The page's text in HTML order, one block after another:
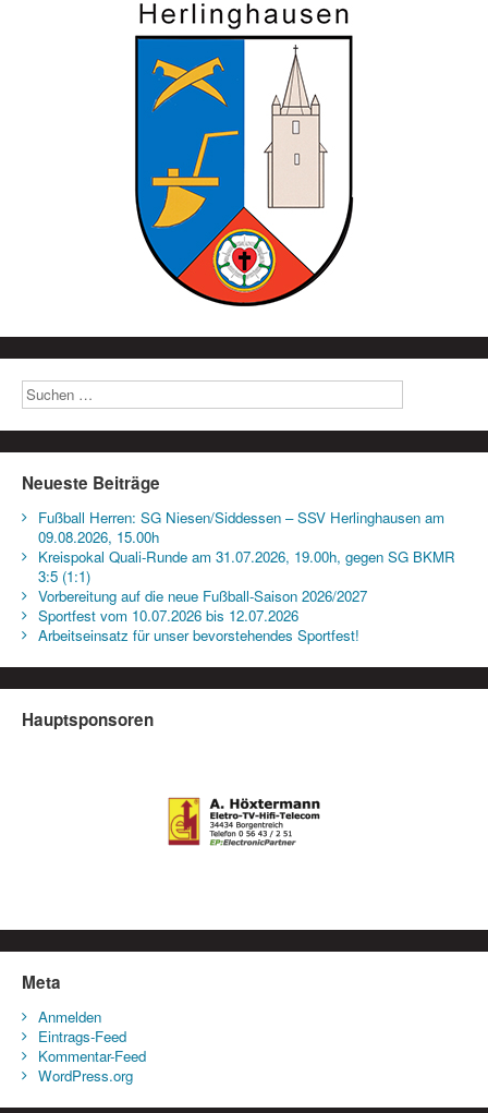
Neueste Beiträge
Fußball Herren: SG Niesen/Siddessen – SSV Herlinghausen am
09.08.2026, 15.00h
Kreispokal Quali-Runde am 31.07.2026, 19.00h, gegen SG BKMR
3:5 (1:1)
Vorbereitung auf die neue Fußball-Saison 2026/2027
Sportfest vom 10.07.2026 bis 12.07.2026
Arbeitseinsatz für unser bevorstehendes Sportfest!
Hauptsponsoren
Meta
Anmelden
Eintrags-Feed
Kommentar-Feed
WordPress.org